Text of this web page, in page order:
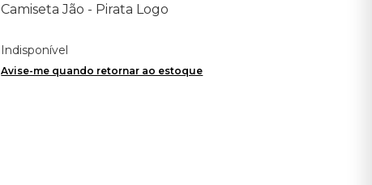
Camiseta Jão - Pirata Logo
Indisponível
Avise-me quando retornar ao estoque